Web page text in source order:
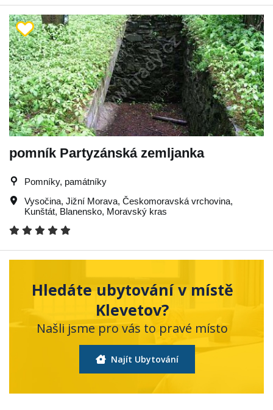
pomník Partyzánská zemljanka
Pomníky, památníky
Vysočina, Jižní Morava, Českomoravská vrchovina,
Kunštát, Blanensko, Moravský kras
Hledáte ubytování v místě
Klevetov?
Našli jsme pro vás to pravé místo
Najít Ubytování